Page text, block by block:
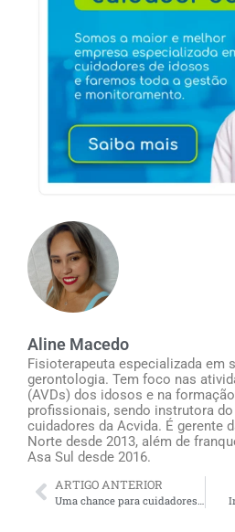
Aline Macedo
Fisioterapeuta especializada em
gerontologia. Tem foco nas
(AVDs) dos idosos e na
profissionais, sendo instrutora
cuidadores da Acvida. É gerente
Norte desde 2013, além de
Asa Sul desde 2016.
ARTIGO ANTERIOR